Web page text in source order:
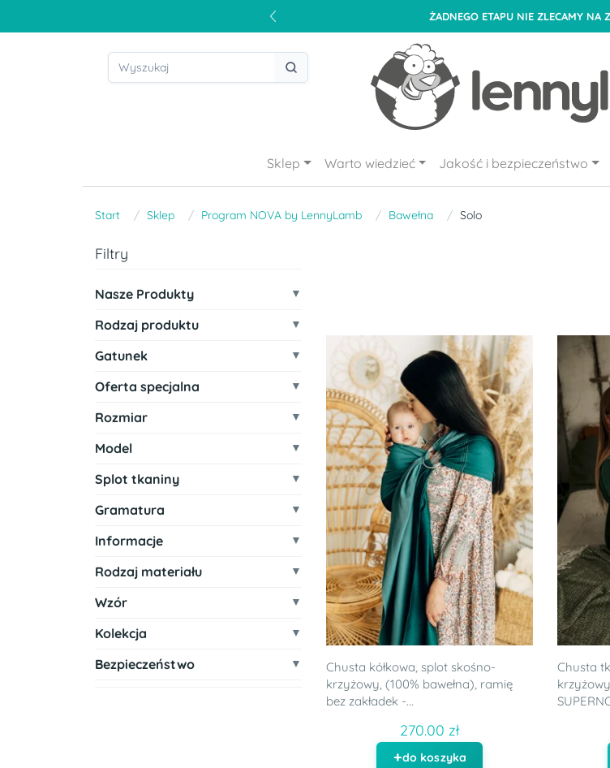
ŻADNEGO ETAPU NIE ZLECAMY NA
Sklep Warto wiedzieć Jakość i bezpieczeństwo
Start Sklep Program NOVA by LennyLamb Bawełna Solo
Filtry
Nasze Produkty
Rodzaj produktu
Gatunek
Oferta specjalna
Rozmiar
Model
Splot tkaniny
Gramatura
Informacje
Rodzaj materiału
Wzór
Kolekcja
Bezpieczeństwo
Chusta kółkowa, splot skośno-
krzyżowy, (100% bawełna), ramię
bez zakładek -...
270.00 zł
do koszyka
Chusta